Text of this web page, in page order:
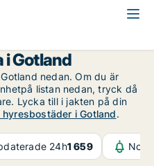
i Gotland
nedan. Om du är
listan nedan, tryck då
Lycka till i jakten på din
hyresbostäder i Gotland.
24h1 659